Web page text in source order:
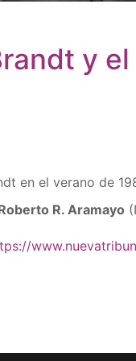
y el
en el verano de
R. Aramayo